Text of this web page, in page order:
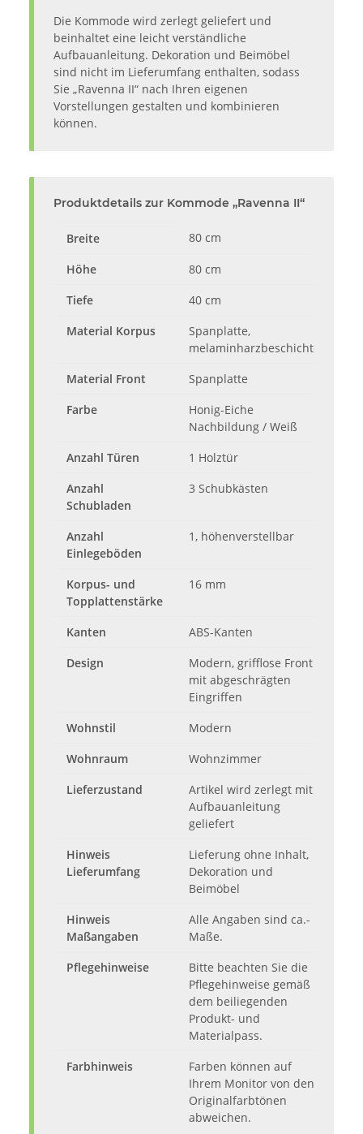
Die Kommode wird zerlegt geliefert und
beinhaltet eine leicht verständliche
Aufbauanleitung. Dekoration und Beimöbel
sind nicht im Lieferumfang enthalten, sodass
Sie „Ravenna II“ nach Ihren eigenen
Vorstellungen gestalten und kombinieren
können.
Produktdetails zur Kommode „Ravenna II“
Breite 80 cm
Höhe
80 cm
Tiefe
40 cm
Material Korpus
Spanplatte,
melaminharzbeschichtet
Material Front
Spanplatte
Farbe
Honig-Eiche
Nachbildung / Weiß
Anzahl Türen
1 Holztür
Anzahl
Schubladen
3 Schubkästen
Anzahl
Einlegeböden
1, höhenverstellbar
Korpus- und
Topplattenstärke
16 mm
Kanten
ABS-Kanten
Design
Modern, grifflose Front
mit abgeschrägten
Eingriffen
Wohnstil
Modern
Wohnraum
Wohnzimmer
Lieferzustand
Artikel wird zerlegt mit
Aufbauanleitung
geliefert
Hinweis
Lieferumfang
Lieferung ohne Inhalt,
Dekoration und
Beimöbel
Hinweis
Maßangaben
Alle Angaben sind ca.-
Maße.
Pflegehinweise
Bitte beachten Sie die
Pflegehinweise gemäß
dem beiliegenden
Produkt- und
Materialpass.
Farbhinweis
Farben können auf
Ihrem Monitor von den
Originalfarbtönen
abweichen.